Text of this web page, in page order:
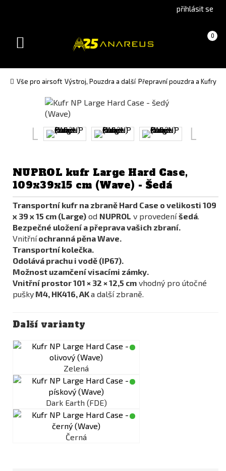
version(Slovak)
přihlásit se
Košík 0
(prázdný)
Toggle
Vše pro airsoft Výstroj, Pouzdra a další Přepravní pouzdra a Kufry
NUPROL kufr Large Hard Case,
109x39x15 cm (Wave) - Šedá
Transportní kufr na zbraně Hard Case o velikosti 109
x 39 x 15 cm (Large) od NUPROL v provedeníšedá.
Bezpečné uložení a přeprava vašich zbraní.
Vnitřníochranná pěna Wave.
Transportní kolečka.
Odolává prachu i vodě (IP67).
Možnost uzamčení visacími zámky.
Vnitřní prostor 101 × 32 × 12,5 cm vhodný pro útočné
pušky M4, HK416, AKa další zbraně.
Další varianty
Zelená
Dark Earth (FDE)
Černá